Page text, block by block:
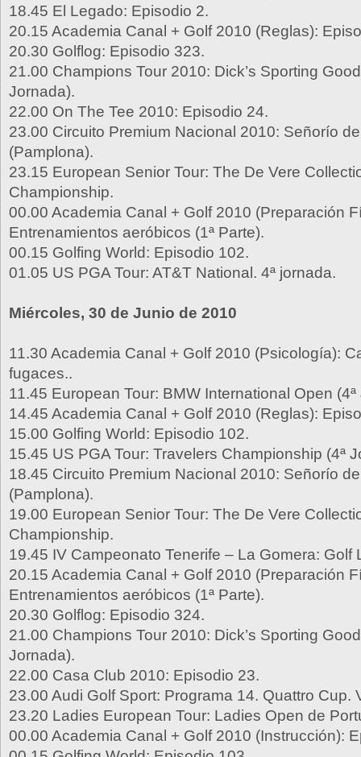
18.45 El Legado: Episodio 2.
20.15 Academia Canal + Golf 2010 (Reglas):
20.30 Golflog: Episodio 323.
21.00 Champions Tour 2010: Dick’s Sporting
Jornada).
22.00 On The Tee 2010: Episodio 24.
23.00 Circuito Premium Nacional 2010: Señorío
(Pamplona).
23.15 European Senior Tour: The De Vere
Championship.
00.00 Academia Canal + Golf 2010 (Preparación
Entrenamientos aeróbicos (1ª Parte).
00.15 Golfing World: Episodio 102.
01.05 US PGA Tour: AT&T National. 4ª jornada.
Miércoles, 30 de Junio de 2010
11.30 Academia Canal + Golf 2010 (Psicología):
fugaces..
11.45 European Tour: BMW International Open
14.45 Academia Canal + Golf 2010 (Reglas):
15.00 Golfing World: Episodio 102.
15.45 US PGA Tour: Travelers Championship (4ª
18.45 Circuito Premium Nacional 2010: Señorío
(Pamplona).
19.00 European Senior Tour: The De Vere
Championship.
19.45 IV Campeonato Tenerife – La Gomera: Golf
20.15 Academia Canal + Golf 2010 (Preparación
Entrenamientos aeróbicos (1ª Parte).
20.30 Golflog: Episodio 324.
21.00 Champions Tour 2010: Dick’s Sporting
Jornada).
22.00 Casa Club 2010: Episodio 23.
23.00 Audi Golf Sport: Programa 14. Quattro Cup.
23.20 Ladies European Tour: Ladies Open de
00.00 Academia Canal + Golf 2010 (Instrucción):